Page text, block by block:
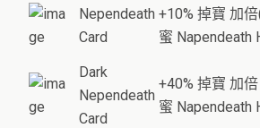
Nependeath
Card
+10% 掉寶 加
蜜 Napendeath
Dark
Nependeath
Card
+40% 掉寶 加
蜜 Napendeath